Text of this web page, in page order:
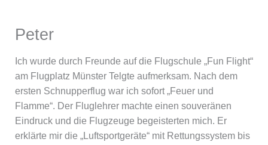
Peter
Ich wurde durch Freunde auf die Flugschule „Fun Flight“
am Flugplatz Münster Telgte aufmerksam. Nach dem
ersten Schnupperflug war ich sofort „Feuer und
Flamme“. Der Fluglehrer machte einen souveränen
Eindruck und die Flugzeuge begeisterten mich. Er
erklärte mir die „Luftsportgeräte“ mit Rettungssystem bis